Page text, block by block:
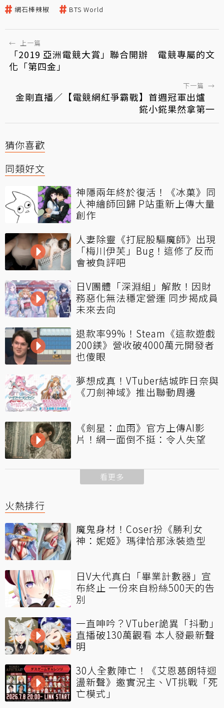
網石棒辣椒 BTS World
← 上一篇
「2019 亞洲電競大賞」聯合開辦 電競專屬的文
化「第四金」
下一篇 →
金剛直播／【電競網紅爭霸戰】首週冠軍出爐
錵小錵果然拿第一
猜你喜歡
同類好文
神隱兩年終於復活！《冰菓》同
人神繪師回歸 P站重新上傳大量
創作
人妻除靈《打屁股驅魔師》出現
「梅川伊芙」Bug！這修了反而
會被負評吧
日V團體「深淵組」解散！因財
務惡化無法穩定營運 同步揭成員
未來去向
退款率99%！Steam《這款遊戲
200鎂》營收破4000萬元開發者
也傻眼
夢想成真！VTuber結城昨日奈與
《刀劍神域》推出聯動周邊
《劍星：血雨》官方上傳AI影
片！網一面倒不挺：令人失望
看更多
火熱排行
魔鬼身材！Coser扮《勝利女
神：妮姬》瑪律恰那泳裝造型
日V大代真白「畢業計數器」宣
布終止 一份來自粉絲500天的告
別
一直呻吟？VTuber詭異「抖動」
直播破130萬觀看 本人發最新聲
明
30人全數陣亡！《艾恩葛朗特迴
盪新聲》邀實況主、VT挑戰「死
亡模式」